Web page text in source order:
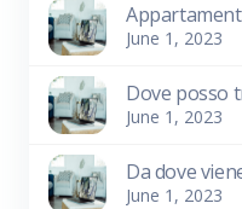
June 1, 2023
Dove posso
June 1, 2023
Da dove
June 1, 2023